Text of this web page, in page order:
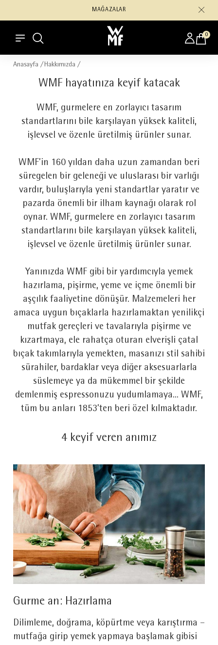
3000 ₺ ÜZERİ KARGO BEDAVA
0
Anasayfa / Hakkımızda /
WMF hayatınıza keyif katacak
WMF, gurmelere en zorlayıcı tasarım
standartlarını bile karşılayan yüksek kaliteli,
işlevsel ve özenle üretilmiş ürünler sunar.
WMF’in 160 yıldan daha uzun zamandan beri
süregelen bir geleneği ve uluslarası bir varlığı
vardır, buluşlarıyla yeni standartlar yaratır ve
pazarda önemli bir ilham kaynağı olarak rol
oynar. WMF, gurmelere en zorlayıcı tasarım
standartlarını bile karşılayan yüksek kaliteli,
işlevsel ve özenle üretilmiş ürünler sunar.
Yanınızda WMF gibi bir yardımcıyla yemek
hazırlama, pişirme, yeme ve içme önemli bir
aşçılık faaliyetine dönüşür. Malzemeleri her
amaca uygun bıçaklarla hazırlamaktan yenilikçi
mutfak gereçleri ve tavalarıyla pişirme ve
kızartmaya, ele rahatça oturan elverişli çatal
bıçak takımlarıyla yemekten, masanızı stil sahibi
sürahiler, bardaklar veya diğer aksesuarlarla
süslemeye ya da mükemmel bir şekilde
demlenmiş espressonuzu yudumlamaya... WMF,
tüm bu anları 1853’ten beri özel kılmaktadır.
4 keyif veren anımız
Gurme an: Hazırlama
Dilimleme, doğrama, köpürtme veya karıştırma –
mutfağa girip yemek yapmaya başlamak gibisi